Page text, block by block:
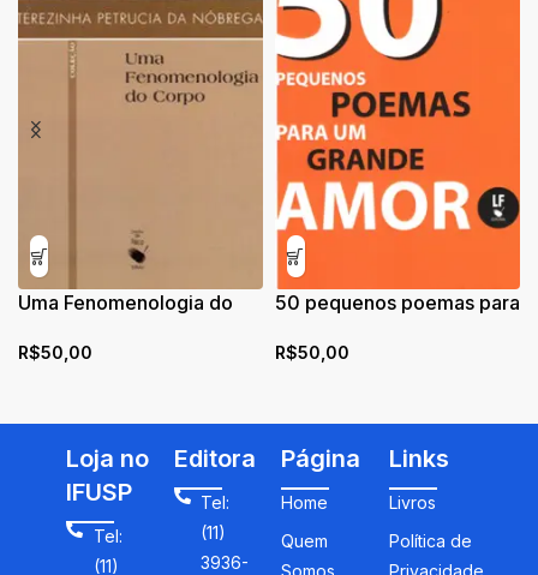
Uma Fenomenologia do
R$50,00
50 pequenos poemas para
R$50,00
Loja no
IFUSP
Tel:
(11)
Editora
Tel:
(11)
3936-
Página
Home
Quem
Somos
Links
Livros
Política de
Privacidade